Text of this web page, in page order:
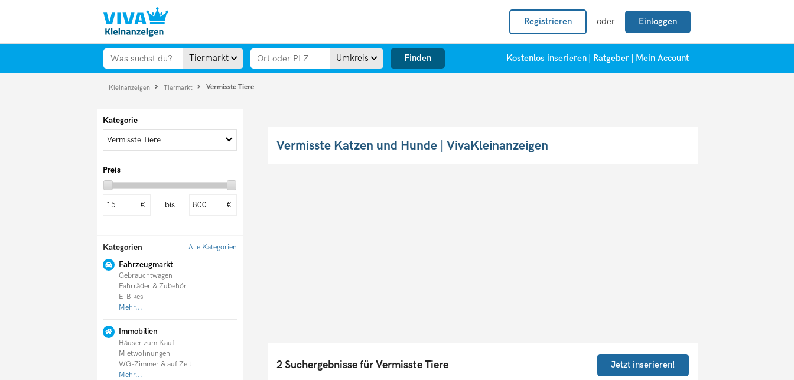
Registrieren oder Einloggen
Tiermarkt Umkreis Finden Kostenlos inserieren Ratgeber Mein Account
Kleinanzeigen Tiermarkt Vermisste Tiere
Kategorie
Vermisste Tiere
Preis
€ bis €
Kategorien Alle Kategorien
Fahrzeugmarkt
Gebrauchtwagen
Fahrräder & Zubehör
E-Bikes
Mehr...
Immobilien
Häuser zum Kauf
Mietwohnungen
WG-Zimmer & auf Zeit
Mehr...
Vermisste Katzen und Hunde | VivaKleinanzeigen
2 Suchergebnisse für Vermisste Tiere Jetzt inserieren!